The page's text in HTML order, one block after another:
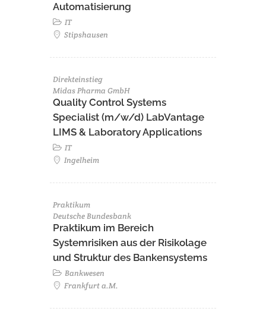
Automatisierung
IT
Stipshausen
Direkteinstieg
Midas Pharma GmbH
Quality Control Systems
Specialist (m/w/d) LabVantage
LIMS & Laboratory Applications
IT
Ingelheim
Praktikum
Deutsche Bundesbank
Praktikum im Bereich
Systemrisiken aus der Risikolage
und Struktur des Bankensystems
Bankwesen
Frankfurt a.M.